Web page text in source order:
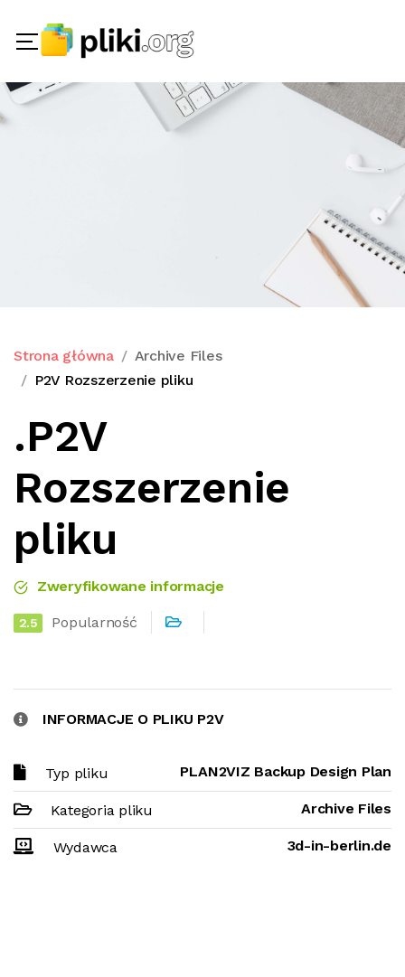
Strona główna
Archive Files
P2V Rozszerzenie pliku
.P2V
Rozszerzenie
pliku
Zweryfikowane informacje
2.5 Popularność
INFORMACJE O PLIKU P2V
Typ pliku PLAN2VIZ Backup Design Plan
Kategoria pliku Archive Files
Wydawca 3d-in-berlin.de